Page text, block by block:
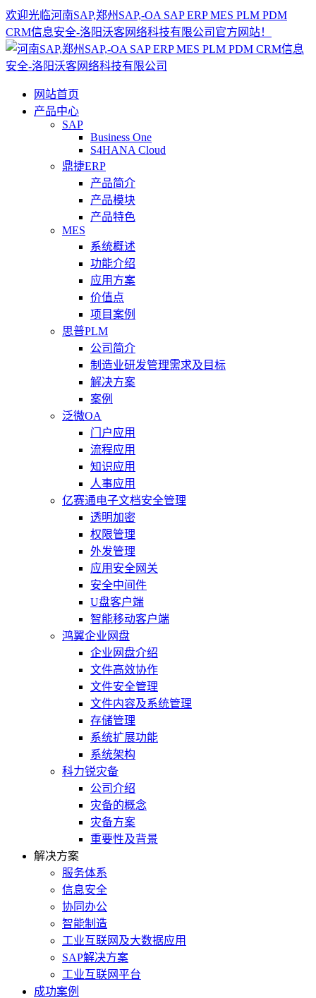
欢迎光临河南SAP,郑州SAP,-OA SAP ERP MES PLM PDM
CRM信息安全-洛阳沃客网络科技有限公司官方网站！
网站首页
产品中心
SAP
Business One
S4HANA Cloud
鼎捷ERP
产品简介
产品模块
产品特色
MES
系统概述
功能介绍
应用方案
价值点
项目案例
思普PLM
公司简介
制造业研发管理需求及目标
解决方案
案例
泛微OA
门户应用
流程应用
知识应用
人事应用
亿赛通电子文档安全管理
透明加密
权限管理
外发管理
应用安全网关
安全中间件
U盘客户端
智能移动客户端
鸿翼企业网盘
企业网盘介绍
文件高效协作
文件安全管理
文件内容及系统管理
存储管理
系统扩展功能
系统架构
科力锐灾备
公司介绍
灾备的概念
灾备方案
重要性及背景
解决方案
服务体系
信息安全
协同办公
智能制造
工业互联网及大数据应用
SAP解决方案
工业互联网平台
成功案例